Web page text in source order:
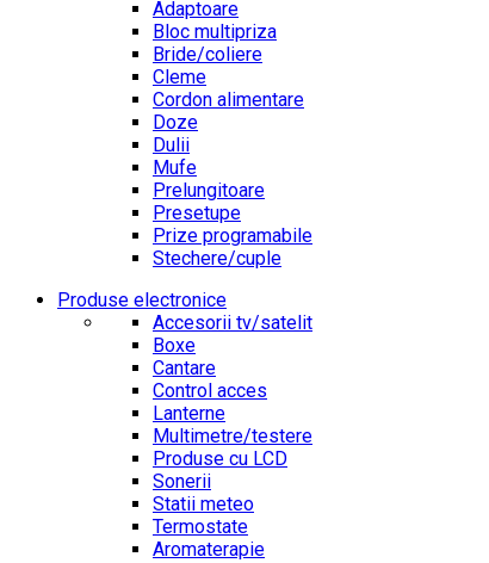
Adaptoare
Bloc multipriza
Bride/coliere
Cleme
Cordon alimentare
Doze
Dulii
Mufe
Prelungitoare
Presetupe
Prize programabile
Stechere/cuple
Produse electronice
Accesorii tv/satelit
Boxe
Cantare
Control acces
Lanterne
Multimetre/testere
Produse cu LCD
Sonerii
Statii meteo
Termostate
Aromaterapie